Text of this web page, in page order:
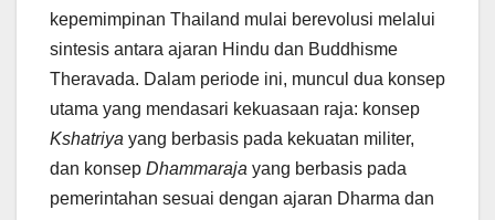
kepemimpinan Thailand mulai berevolusi melalui
sintesis antara ajaran Hindu dan Buddhisme
Theravada. Dalam periode ini, muncul dua konsep
utama yang mendasari kekuasaan raja: konsep
Kshatriya yang berbasis pada kekuatan militer,
dan konsep Dhammaraja yang berbasis pada
pemerintahan sesuai dengan ajaran Dharma dan